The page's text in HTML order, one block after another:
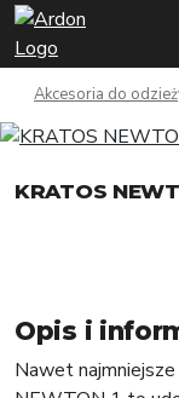
Akcesoria do
KRATOS
Opis i
Nawet